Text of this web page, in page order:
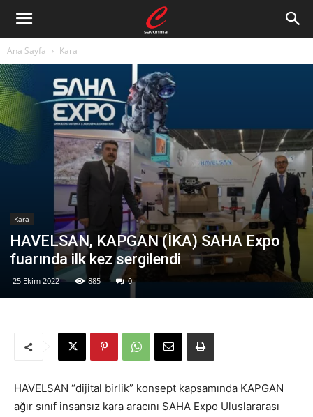
Ana Sayfa Kara
Kara
HAVELSAN, KAPGAN (İKA) SAHA Expo
fuarında ilk kez sergilendi
25 Ekim 2022 885 0
HAVELSAN “dijital birlik” konsept kapsamında KAPGAN
ağır sınıf insansız kara aracını SAHA Expo Uluslararası